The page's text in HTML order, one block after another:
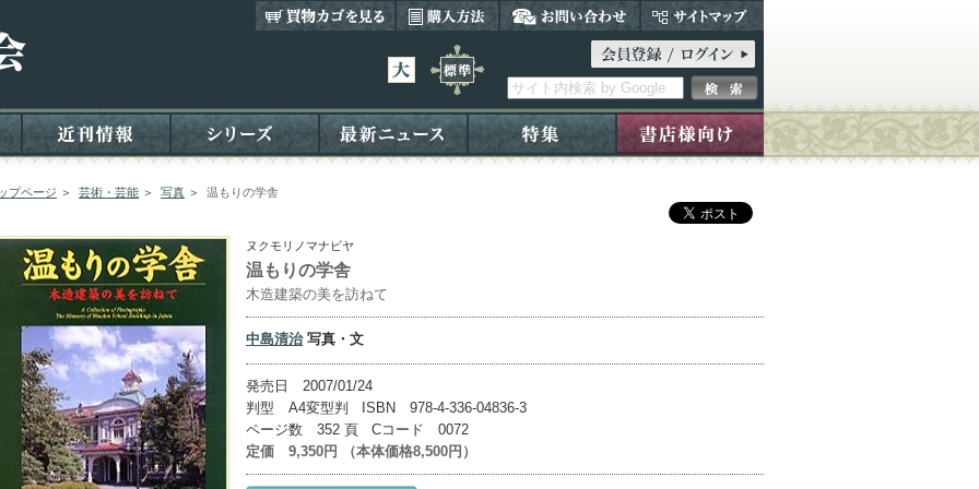
プページ ＞ 芸術・芸能 ＞ 写真 ＞ 温もりの学舎
ヌクモリノマナビヤ
温もりの学舎
木造建築の美を訪ねて
中島清治写真・文
発売日 2007/01/24
判型 A4変型判 ISBN 978-4-336-04836-3
ページ数 352 頁 Cコード 0072
定価 9,350円 （本体価格8,500円）